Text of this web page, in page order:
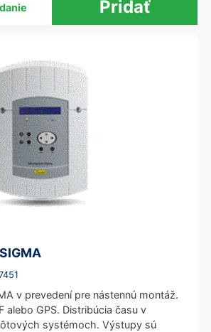
v prevedení pre nástennú montáž.
alebo GPS. Distribúcia času v
systémoch. Výstupy sú